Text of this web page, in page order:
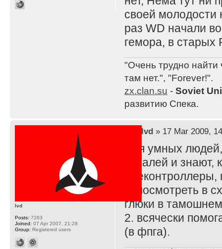
своей молодости
раз WD начали
гемора, в старых
"Очень трудно найти
там нет.", "Forever!".
zx.clan.su - Soviet
развитию Спека.
lvd» 17 Mar 2009,
Для умных
деталей и
1. посмотреть в
глюки в
2. всячески
(в фпга).
lvd
Posts: 7263
Joined: 07 Apr 2007, 21:28
Group: Registered users